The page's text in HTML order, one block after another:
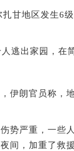
地区发生6级
出家园，在
朗官员称，
严重，一些
间，加重了救援